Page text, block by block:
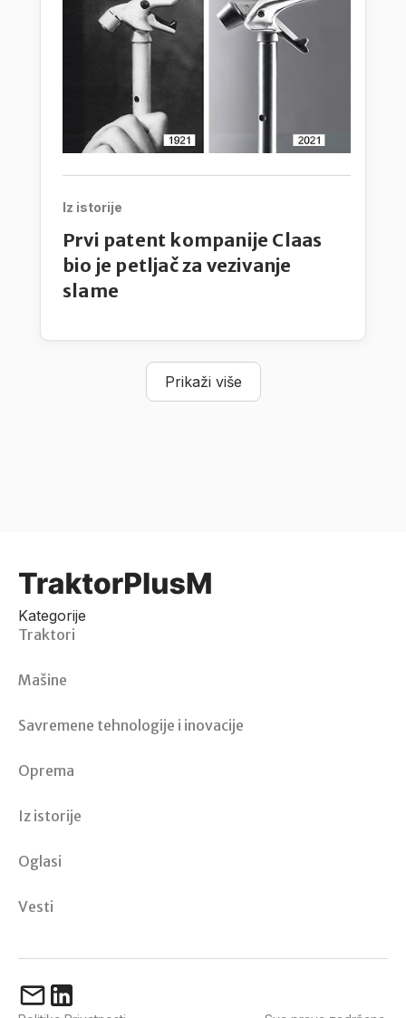
Iz istorije
Prvi patent kompanije Claas
bio je petljač za vezivanje
slame
Prikaži više
Kategorije
Traktori
Mašine
Savremene tehnologije i inovacije
Oprema
Iz istorije
Oglasi
Vesti